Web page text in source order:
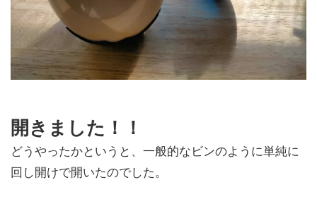
開きました！！
どうやったかというと、一般的なビンのように単純に
回し開けで開いたのでした。